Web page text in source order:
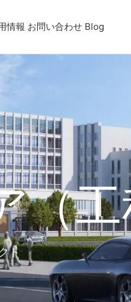
情報 お問い合わせ Blog
（
ト